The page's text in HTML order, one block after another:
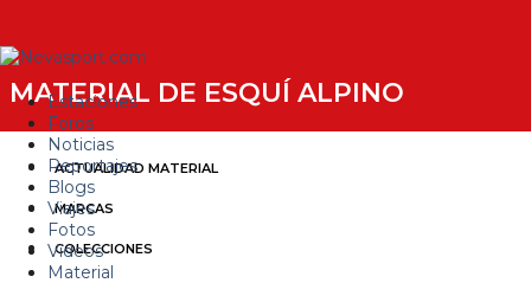
Estaciones
Foros
Noticias
Reportajes
Blogs
Viajes
Fotos
Videos
Material
MATERIAL DE ESQUÍ ALPINO
ACTUALIDAD MATERIAL
MARCAS
COLECCIONES